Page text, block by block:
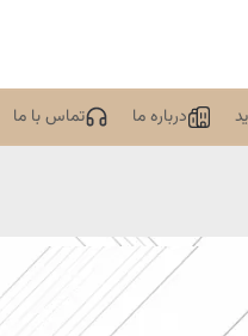
درباره ما تماس با ما